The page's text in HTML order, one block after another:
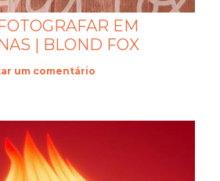
EM
| BLOND FOX
um comentário